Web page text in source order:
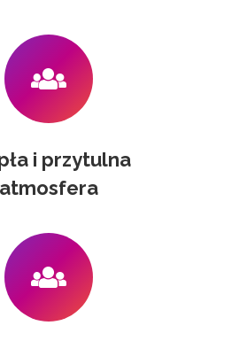
i przytulna
atmosfera